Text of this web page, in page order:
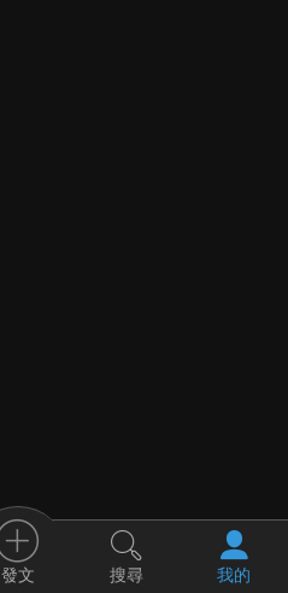
發文 搜尋 我的